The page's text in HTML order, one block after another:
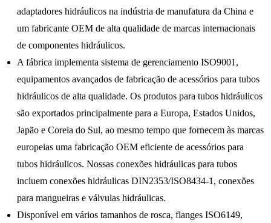
adaptadores hidráulicos na indústria de manufatura da China e
um fabricante OEM de alta qualidade de marcas internacionais
de componentes hidráulicos.
A fábrica implementa sistema de gerenciamento ISO9001,
equipamentos avançados de fabricação de acessórios para tubos
hidráulicos de alta qualidade. Os produtos para tubos hidráulicos
são exportados principalmente para a Europa, Estados Unidos,
Japão e Coreia do Sul, ao mesmo tempo que fornecem às marcas
europeias uma fabricação OEM eficiente de acessórios para
tubos hidráulicos. Nossas conexões hidráulicas para tubos
incluem conexões hidráulicas DIN2353/ISO8434-1, conexões
para mangueiras e válvulas hidráulicas.
Disponível em vários tamanhos de rosca, flanges ISO6149,